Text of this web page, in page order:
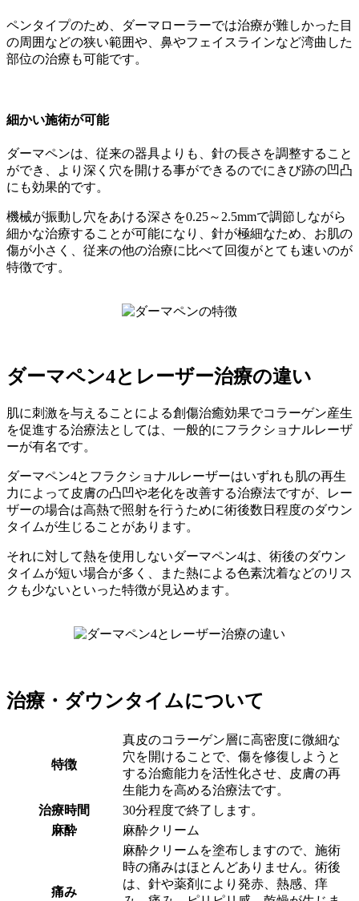
ペンタイプのため、ダーマローラーでは治療が難しかった目
の周囲などの狭い範囲や、鼻やフェイスラインなど湾曲した
部位の治療も可能です。
細かい施術が可能
ダーマペンは、従来の器具よりも、針の長さを調整すること
ができ、より深く穴を開ける事ができるのでにきび跡の凹凸
にも効果的です。
機械が振動し穴をあける深さを0.25～2.5mmで調節しながら
細かな治療することが可能になり、針が極細なため、お肌の
傷が小さく、従来の他の治療に比べて回復がとても速いのが
特徴です。
ダーマペン4とレーザー治療の違い
肌に刺激を与えることによる創傷治癒効果でコラーゲン産生
を促進する治療法としては、一般的にフラクショナルレーザ
ーが有名です。
ダーマペン4とフラクショナルレーザーはいずれも肌の再生
力によって皮膚の凸凹や老化を改善する治療法ですが、レー
ザーの場合は高熱で照射を行うために術後数日程度のダウン
タイムが生じることがあります。
それに対して熱を使用しないダーマペン4は、術後のダウン
タイムが短い場合が多く、また熱による色素沈着などのリス
クも少ないといった特徴が見込めます。
治療・ダウンタイムについて
特徴
真皮のコラーゲン層に高密度に微細な
穴を開けることで、傷を修復しようと
する治癒能力を活性化させ、皮膚の再
生能力を高める治療法です。
治療時間
30分程度で終了します。
麻酔
麻酔クリーム
痛み
麻酔クリームを塗布しますので、施術
時の痛みはほとんどありません。術後
は、針や薬剤により発赤、熱感、痒